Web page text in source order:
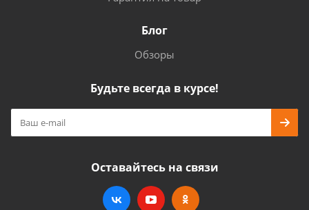
Блог
Обзоры
Будьте всегда в курсе!
Оставайтесь на связи